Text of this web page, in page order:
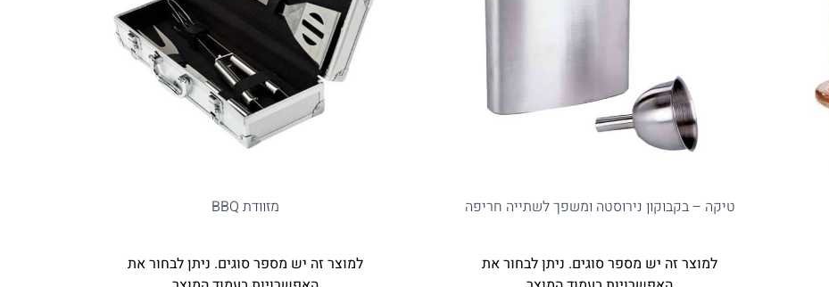
טיקה – בקבוקון נירוסטה ומשפך לשתייה חריפה
למוצר זה יש מספר סוגים. ניתן לבחור את
מזוודת BBQ
למוצר זה יש מספר סוגים. ניתן לבחור את